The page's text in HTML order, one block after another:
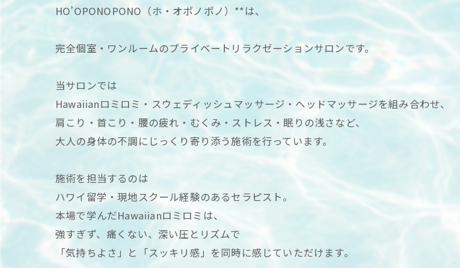
HO’OPONOPONO（ホ・オポノポノ）**は、
完全個室・ワンルームのプライベートリラクゼーションサロンです。
当サロンでは
Hawaiianロミロミ・スウェディッシュマッサージ・ヘッドマッサージを組み合わせ、
肩こり・首こり・腰の疲れ・むくみ・ストレス・眠りの浅さなど、
大人の身体の不調にじっくり寄り添う施術を行っています。
施術を担当するのは
ハワイ留学・現地スクール経験のあるセラピスト。
本場で学んだHawaiianロミロミは、
強すぎず、痛くない、深い圧とリズムで
「気持ちよさ」と「スッキリ感」を同時に感じていただけます。